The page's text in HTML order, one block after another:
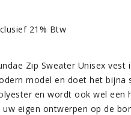
21% Btw
Zip Sweater Unisex
model en doet het
en wordt ook wel een
eigen ontwerpen op de